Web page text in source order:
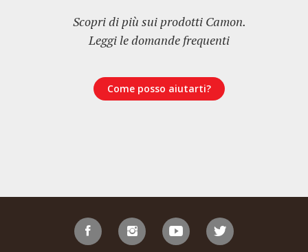
Scopri di più sui prodotti Camon.
Leggi le domande frequenti
Come posso aiutarti?